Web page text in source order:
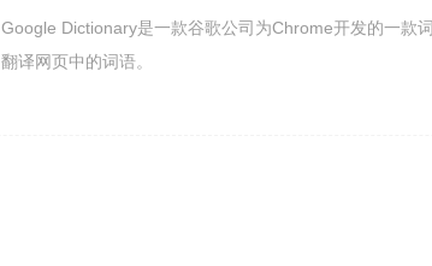
Google Dictionary是一款谷歌公司为Chrome开发的一款
翻译网页中的词语。